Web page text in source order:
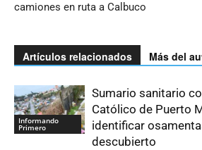
camiones en ruta a Calbuco
Artículos relacionados Más del
Informando
Primero
Sumario sanitario
Católico de Puerto
identificar
descubierto